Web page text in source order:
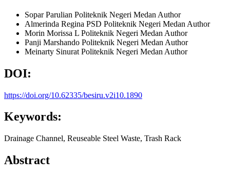
Sopar Parulian Politeknik Negeri Medan Author
Almerinda Regina PSD Politeknik Negeri Medan Author
Morin Morissa L Politeknik Negeri Medan Author
Panji Marshando Politeknik Negeri Medan Author
Meinarty Sinurat Politeknik Negeri Medan Author
DOI:
https://doi.org/10.62335/besiru.v2i10.1890
Keywords:
Drainage Channel, Reuseable Steel Waste, Trash Rack
Abstract